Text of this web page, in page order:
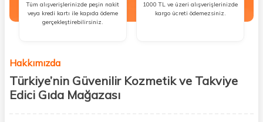
Tüm alışverişlerinizde peşin nakit
veya kredi kartı ile kapıda ödeme
gerçekleştirebilirsiniz.
1000 TL ve üzeri alışverişlerinizde
kargo ücreti ödemezsiniz.
Hakkımızda
Türkiye’nin Güvenilir Kozmetik ve Takviye
Edici Gıda Mağazası